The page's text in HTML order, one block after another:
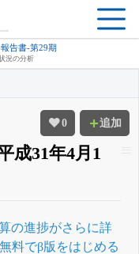
告書-第29期
況の分析
0 追加
成31年4月1
の進捗がさらに詳
無料でβ版をはじめる